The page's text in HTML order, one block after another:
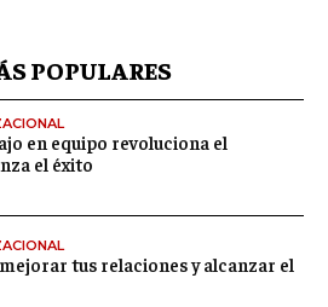
POPULARES
en equipo revoluciona el
el éxito
tus relaciones y alcanzar el